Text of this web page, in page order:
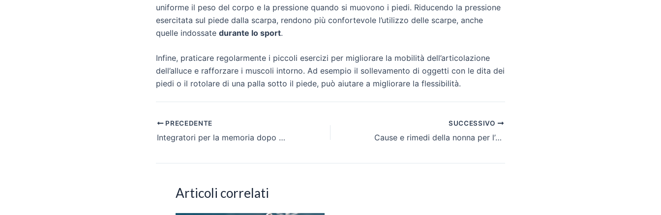
uniforme il peso del corpo e la pressione quando si muovono i piedi. Riducendo la pressione
esercitata sul piede dalla scarpa, rendono più confortevole l’utilizzo delle scarpe, anche
quelle indossate durante lo sport.
Infine, praticare regolarmente i piccoli esercizi per migliorare la mobilità dell’articolazione
dell’alluce e rafforzare i muscoli intorno. Ad esempio il sollevamento di oggetti con le dita dei
piedi o il rotolare di una palla sotto il piede, può aiutare a migliorare la flessibilità.
Navigazione
articoli
PRECEDENTE
Integratori per la memoria dopo i 50 anni: guida e consigli
SUCCESSIVO
Cause e rimedi della nonna per l’apnea notturna
Articoli correlati